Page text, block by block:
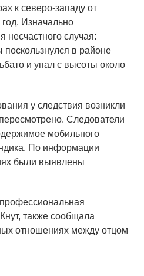
к северо-западу от
Изначально
несчастного случая:
в районе
и упал с высоты около
у следствия возникли
Следователи
мобильного
По информации
были выявлены
также сообщала
отношениях между отцом